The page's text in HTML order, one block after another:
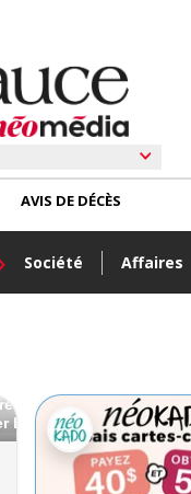
Société Affaires
AVIS DE DÉCÈS